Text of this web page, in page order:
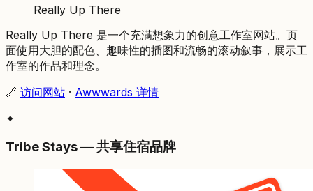
Really Up There
Really Up There 是一个充满想象力的创意工作室网站。页
面使用大胆的配色、趣味性的插图和流畅的滚动叙事，展示工
作室的作品和理念。
🔗 访问网站 · Awwwards 详情
✦
Tribe Stays — 共享住宿品牌